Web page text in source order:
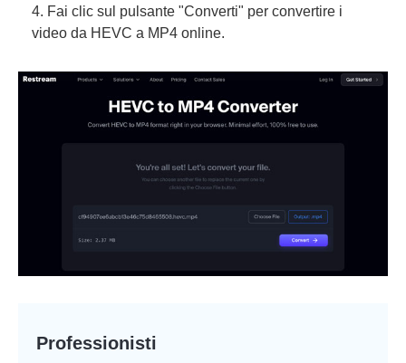
4. Fai clic sul pulsante "Converti" per convertire i
video da HEVC a MP4 online.
Professionisti